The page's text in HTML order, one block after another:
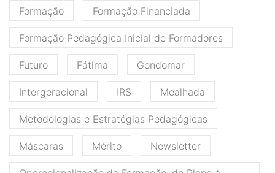
Formação Formação Financiada
Formação Pedagógica Inicial de Formadores
Futuro Fátima Gondomar
Intergeracional IRS Mealhada
Metodologias e Estratégias Pedagógicas
Máscaras Mérito Newsletter